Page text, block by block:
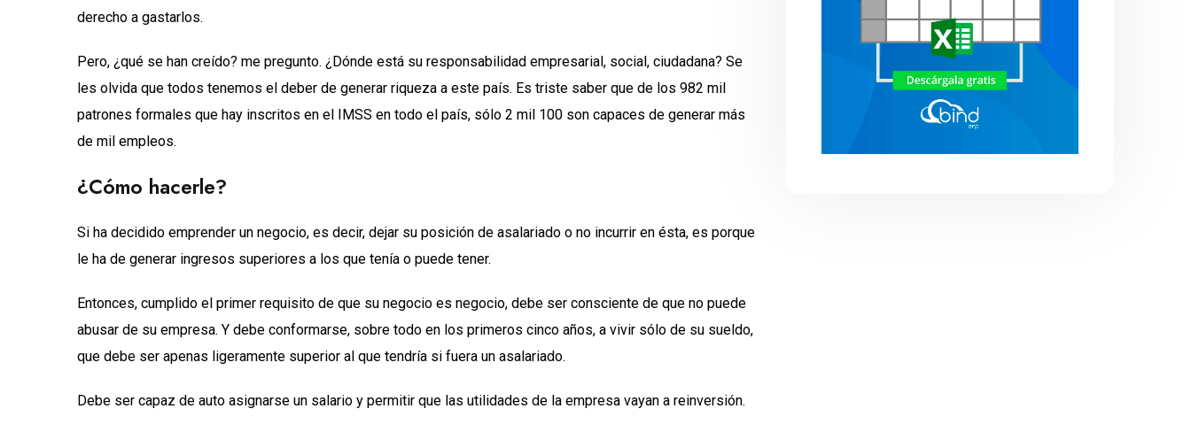
derecho a gastarlos.
Pero, ¿qué se han creído? me pregunto. ¿Dónde está su responsabilidad empresarial, social, ciudadana? Se
les olvida que todos tenemos el deber de generar riqueza a este país. Es triste saber que de los 982 mil
patrones formales que hay inscritos en el IMSS en todo el país, sólo 2 mil 100 son capaces de generar más
de mil empleos.
¿Cómo hacerle?
Si ha decidido emprender un negocio, es decir, dejar su posición de asalariado o no incurrir en ésta, es porque
le ha de generar ingresos superiores a los que tenía o puede tener.
Entonces, cumplido el primer requisito de que su negocio es negocio, debe ser consciente de que no puede
abusar de su empresa. Y debe conformarse, sobre todo en los primeros cinco años, a vivir sólo de su sueldo,
que debe ser apenas ligeramente superior al que tendría si fuera un asalariado.
Debe ser capaz de auto asignarse un salario y permitir que las utilidades de la empresa vayan a reinversión.